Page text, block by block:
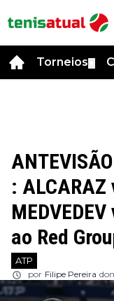
Torneios
: ALCARAZ
ao Red
ATP
por Filipe Pereira